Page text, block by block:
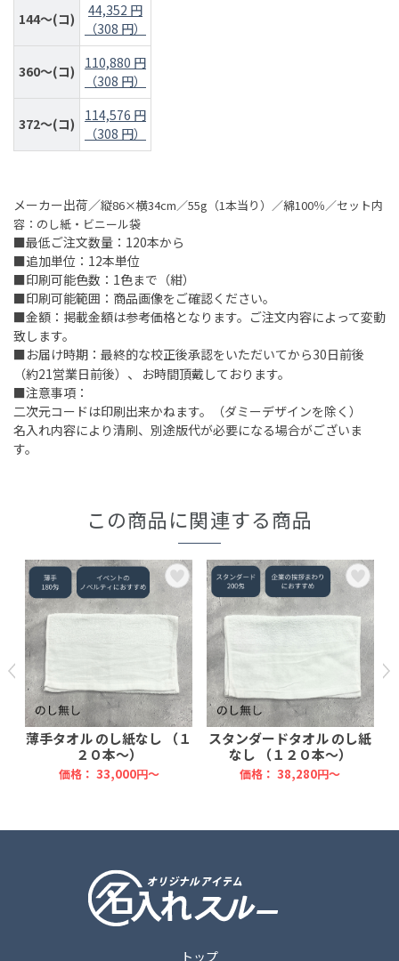
144～(コ)
44,352 円
（308 円）
360～(コ)
110,880 円
（308 円）
372～(コ)
114,576 円
（308 円）
メーカー出荷／縦86×横34cm／55g（1本当り）／綿100％／セット内
容：のし紙・ビニール袋
■最低ご注文数量：120本から
■追加単位：12本単位
■印刷可能色数：1色まで（紺）
■印刷可能範囲：商品画像をご確認ください。
■金額：掲載金額は参考価格となります。ご注文内容によって変動
致します。
■お届け時期：最終的な校正後承認をいただいてから30日前後
（約21営業日前後） 、
お時間頂戴しております。
■注意事項：
二次元コードは印刷出来かねます。（ダミーデザインを除く）
名入れ内容により清刷、別途版代が必要になる場合がございま
す。
この商品に関連する商品
薄手タオル のし紙なし （１
２０本～）
価格： 33,000円～
スタンダードタオル のし紙
なし （１２０本～）
価格：38,280円～
トップ